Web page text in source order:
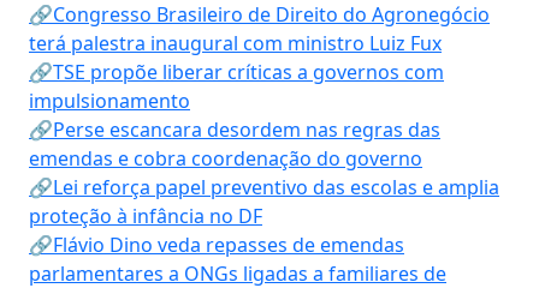
🔗Congresso Brasileiro de Direito do Agronegócio
terá palestra inaugural com ministro Luiz Fux
🔗TSE propõe liberar críticas a governos com
impulsionamento
🔗Perse escancara desordem nas regras das
emendas e cobra coordenação do governo
🔗Lei reforça papel preventivo das escolas e amplia
proteção à infância no DF
🔗Flávio Dino veda repasses de emendas
parlamentares a ONGs ligadas a familiares de